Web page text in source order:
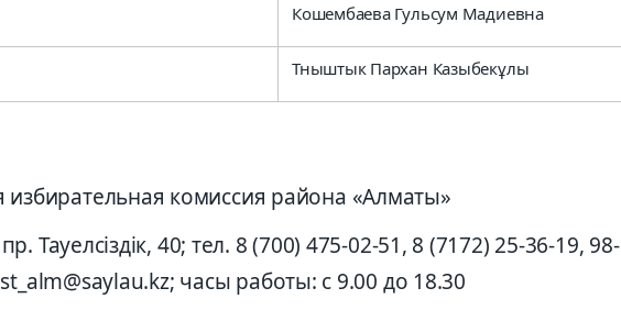
Кошембаева Гульсум Мадиевна
Тныштык Пархан Казыбекұлы
избирательная комиссия района «Алматы»
Тауелсіздік, 40; тел. 8 (700) 475-02-51, 8 (7172) 25-36-19, 98-
часы работы: с 9.00 до 18.30